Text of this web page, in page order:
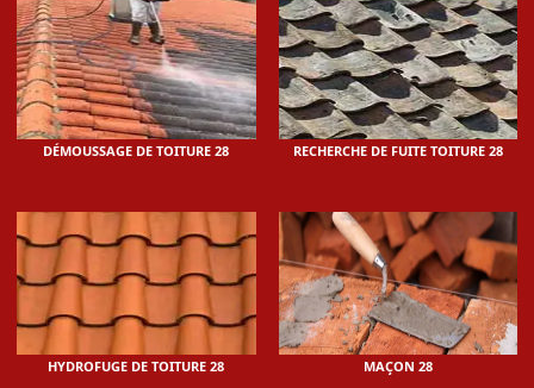
DÉMOUSSAGE DE TOITURE 28 RECHERCHE DE FUITE TOITURE 28
HYDROFUGE DE TOITURE 28 MAÇON 28